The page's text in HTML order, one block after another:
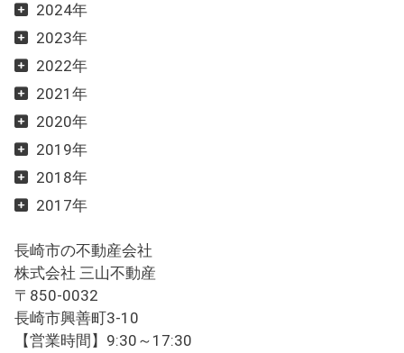
2024年
2023年
2022年
2021年
2020年
2019年
2018年
2017年
長崎市の不動産会社
株式会社 三山不動産
〒850-0032
長崎市興善町3-10
【営業時間】9:30～17:30